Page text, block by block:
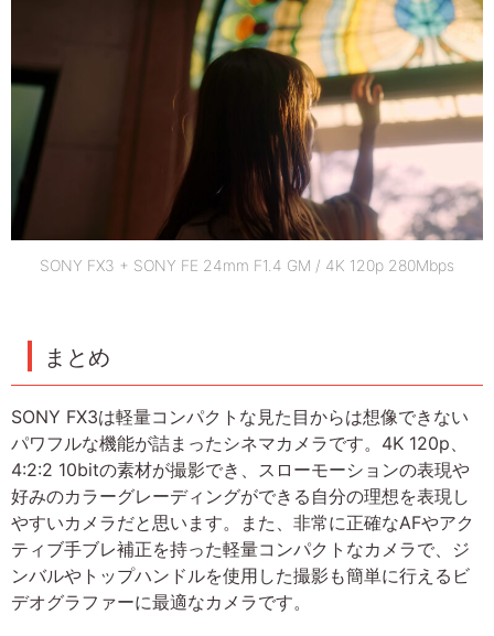
SONY FX3 + SONY FE 24mm F1.4 GM / 4K 120p 280Mbps
まとめ
SONY FX3は軽量コンパクトな見た目からは想像できない
パワフルな機能が詰まったシネマカメラです。4K 120p、
4:2:2 10bitの素材が撮影でき、スローモーションの表現や
好みのカラーグレーディングができる自分の理想を表現し
やすいカメラだと思います。また、非常に正確なAFやアク
ティブ手ブレ補正を持った軽量コンパクトなカメラで、ジ
ンバルやトップハンドルを使用した撮影も簡単に行えるビ
デオグラファーに最適なカメラです。